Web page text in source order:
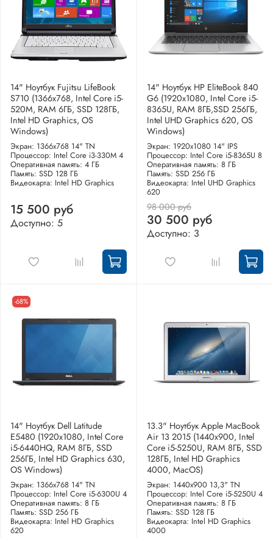
14" Ноутбук Fujitsu LifeBook
S710 (1366x768, Intel Core i5-
520M, RAM 6ГБ, SSD 128ГБ,
Intel HD Graphics, OS
Windows)
Экран: 1366x768 14" TN
Процессор: Intel Core i3-330M 4
Оперативная память: 4 ГБ
Память: SSD 128 ГБ
Видеокарта: Intel HD Graphics
15 500 руб
Доступно: 5
14" Ноутбук HP EliteBook 840
G6 (1920x1080, Intel Core i5-
8365U, RAM 8ГБ,SSD 256ГБ,
Intel UHD Graphics 620, OS
Windows)
Экран: 1920x1080 14" IPS
Процессор: Intel Core i5-8365U 8
Оперативная память: 8 ГБ
Память: SSD 256 ГБ
Видеокарта: Intel UHD Graphics
620
98 000 руб
30 500 руб
Доступно: 3
-68%
14" Ноутбук Dell Latitude
E5480 (1920х1080, Intel Core
i5-6440HQ, RAM 8ГБ, SSD
256ГБ, Intel HD Graphics 630,
OS Windows)
Экран: 1366x768 14" TN
Процессор: Intel Core i5-6300U 4
Оперативная память: 8 ГБ
Память: SSD 256 ГБ
Видеокарта: Intel HD Graphics
620
13.3" Ноутбук Apple MacBook
Air 13 2015 (1440x900, Intel
Core i5-5250U, RAM 8ГБ, SSD
128ГБ, Intel HD Graphics
4000, MacOS)
Экран: 1440x900 13,3" TN
Процессор: Intel Core i5-5250U 4
Оперативная память: 8 ГБ
Память: SSD 128 ГБ
Видеокарта: Intel HD Graphics
4000